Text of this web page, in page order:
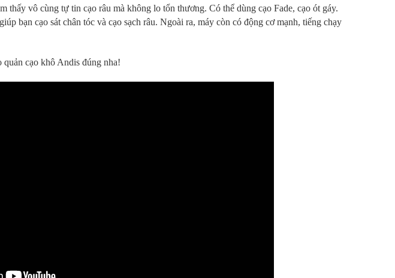
thấy vô cùng tự tin cạo râu mà không lo tổn thương. Có thể dùng cạo Fade, cạo ót gáy.
bạn cạo sát chân tóc và cạo sạch râu. Ngoài ra, máy còn có động cơ mạnh, tiếng chạy
cạo khô Andis đúng nha!